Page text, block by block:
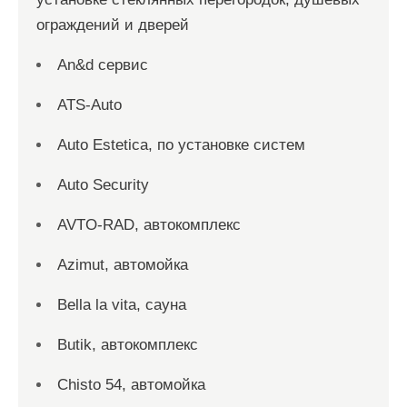
ограждений и дверей
An&d сервис
ATS-Auto
Auto Estetica, по установке систем
Auto Security
AVTO-RAD, автокомплекс
Azimut, автомойка
Bella la vita, сауна
Butik, автокомплекс
Chisto 54, автомойка